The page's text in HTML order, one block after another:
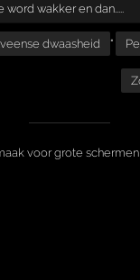
wakker en dan.....
dwaasheid "
voor grote